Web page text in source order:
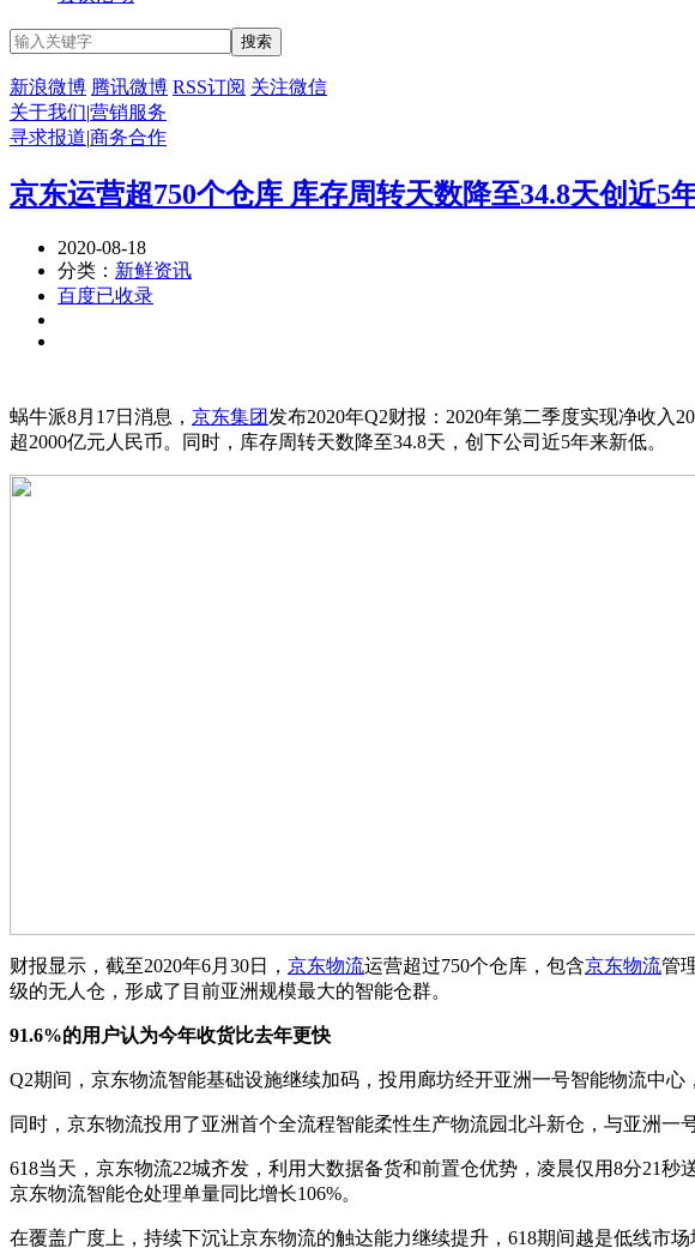
新浪微博 腾讯微博 RSS订阅 关注微信
关于我们|营销服务
寻求报道|商务合作
京东运营超750个仓库 库存周转天数降至34.8天创近5
2020-08-18
分类： 新鲜资讯
百度已收录
蜗牛派8月17日消息， 京东集团 发布2020年Q2财报：2020年第二季度实现净收入
超2000亿元人民币。同时，库存周转天数降至34.8天，创下公司近5年来新低。
财报显示，截至2020年6月30日， 京东物流运营超过750个仓库，包含京东物流管
级的无人仓，形成了目前亚洲规模最大的智能仓群。
91.6%的用户认为今年收货比去年更快
Q2期间，京东物流智能基础设施继续加码，投用廊坊经开亚洲一号智能物流中
同时，京东物流投用了亚洲首个全流程智能柔性生产物流园北斗新仓，与亚洲
618当天，京东物流22城齐发，利用大数据备货和前置仓优势，凌晨仅用8分21
京东物流智能仓处理单量同比增长106%。
在覆盖广度上，持续下沉让京东物流的触达能力继续提升，618期间越是低线市